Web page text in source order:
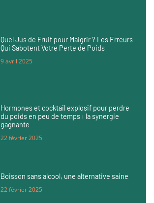
Quel Jus de Fruit pour Maigrir ? Les Erreurs
Qui Sabotent Votre Perte de Poids
9 avril 2025
Hormones et cocktail explosif pour perdre
du poids en peu de temps : la synergie
gagnante
22 février 2025
Boisson sans alcool, une alternative saine
22 février 2025